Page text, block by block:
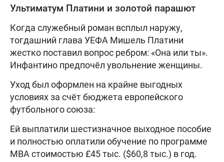
Ультиматум Платини и золотой парашют
Когда служебный роман всплыл наружу,
тогдашний глава УЕФА Мишель Платини
жестко поставил вопрос ребром: «Она или ты».
Инфантино предпочёл увольнение женщины.
Уход был оформлен на крайне выгодных
условиях за счёт бюджета европейского
футбольного союза:
Ей выплатили шестизначное выходное пособие
и полностью оплатили обучение по программе
MBA стоимостью £45 тыс. ($60,8 тыс.) в год.